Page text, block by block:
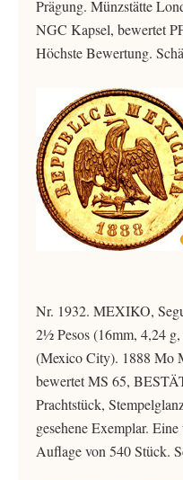
Prägung. Münzstätte
NGC Kapsel, bewertet
Höchste Bewertung.
Nr. 1932. MEXIKO,
2½ Pesos (16mm, 4,24
(Mexico City). 1888 Mo
bewertet MS 65,
Prachtstück,
gesehene Exemplar.
Auflage von 540 Stück.